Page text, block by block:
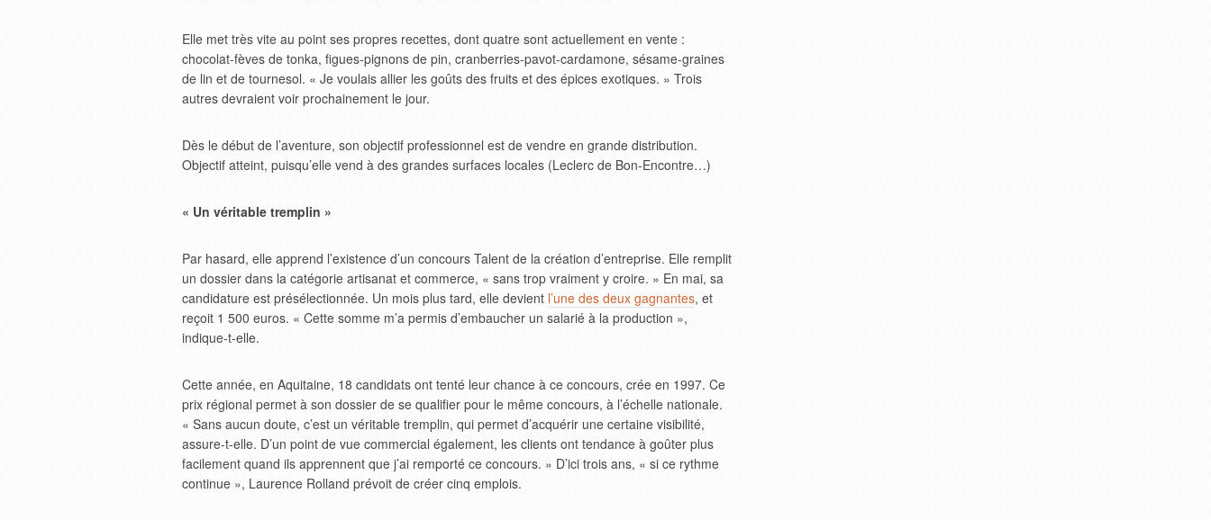
Elle met très vite au point ses propres recettes, dont quatre sont actuellement en vente :
chocolat-fèves de tonka, figues-pignons de pin, cranberries-pavot-cardamone, sésame-graines
de lin et de tournesol. « Je voulais allier les goûts des fruits et des épices exotiques. » Trois
autres devraient voir prochainement le jour.
Dès le début de l’aventure, son objectif professionnel est de vendre en grande distribution.
Objectif atteint, puisqu’elle vend à des grandes surfaces locales (Leclerc de Bon-Encontre…)
« Un véritable tremplin »
Par hasard, elle apprend l’existence d’un concours Talent de la création d’entreprise. Elle remplit
un dossier dans la catégorie artisanat et commerce, « sans trop vraiment y croire. » En mai, sa
candidature est présélectionnée. Un mois plus tard, elle devient l’une des deux gagnantes, et
reçoit 1 500 euros. « Cette somme m’a permis d’embaucher un salarié à la production »,
indique-t-elle.
Cette année, en Aquitaine, 18 candidats ont tenté leur chance à ce concours, crée en 1997. Ce
prix régional permet à son dossier de se qualifier pour le même concours, à l’échelle nationale.
« Sans aucun doute, c’est un véritable tremplin, qui permet d’acquérir une certaine visibilité,
assure-t-elle. D’un point de vue commercial également, les clients ont tendance à goûter plus
facilement quand ils apprennent que j’ai remporté ce concours. » D’ici trois ans, « si ce rythme
continue », Laurence Rolland prévoit de créer cinq emplois.